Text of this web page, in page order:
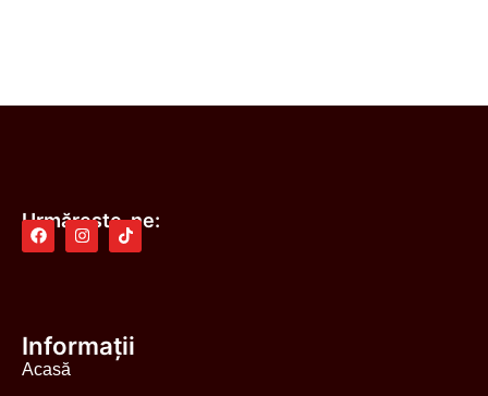
Urmărește-ne:
Informații
Acasă